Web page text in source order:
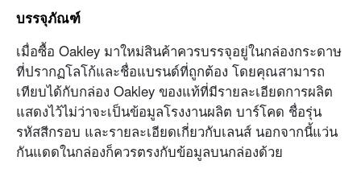
บรรจุภัณฑ์
เมื่อซื้อ Oakley มาใหม่สินค้าควรบรรจุอยู่ในกล่องกระดาษ
ที่ปรากฏโลโก้และชื่อแบรนด์ที่ถูกต้อง โดยคุณสามารถ
เทียบได้กับกล่อง Oakley ของแท้ที่มีรายละเอียดการผลิต
แสดงไว้ไม่ว่าจะเป็นข้อมูลโรงงานผลิต บาร์โคด ชื่อรุ่น
รหัสสีกรอบ และรายละเอียดเกี่ยวกับเลนส์ นอกจากนี้แว่น
กันแดดในกล่องก็ควรตรงกับข้อมูลบนกล่องด้วย